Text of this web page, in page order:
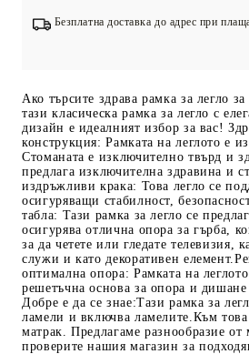
Безплатна доставка до адрес при
Ако търсите здрава рамка за легло
тази класическа рамка за легло с
дизайн е идеалният избор за вас!
конструкция: Рамката на леглото е
Стоманата е изключително твърд и
предлага изключителна здравина и
издръжливи крака: Това легло се
осигуряващи стабилност,
табла: Тази рамка за легло се
осигурява отлична опора за гърба,
за да четете или гледате телевизия,
служи и като декоративен
оптимална опора: Рамката на
решетъчна основа за опора и
Добре е да се знае:Тази рамка за
ламели и включва ламелите.Към
матрак. Предлагаме разнообразие
проверите нашия магазин за